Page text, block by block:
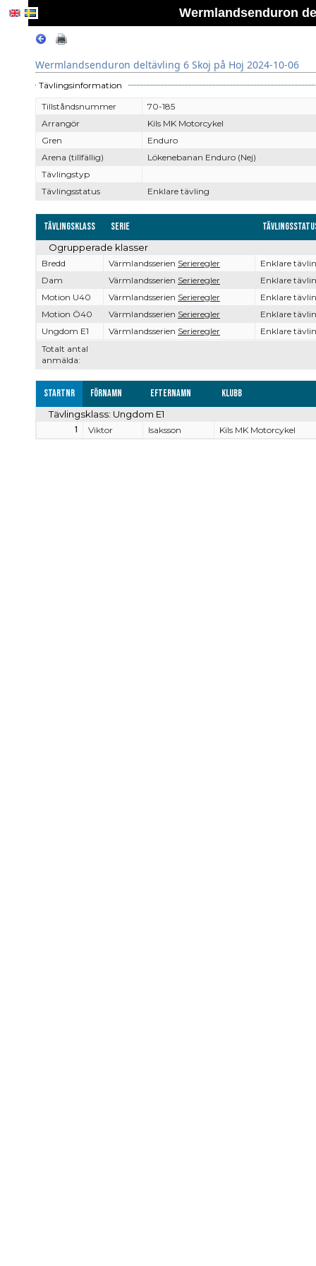
Wermlandsenduron
Wermlandsenduron deltävling 6 Skoj på Hoj 2024-10-06
Tävlingsinformation
Tillståndsnummer
70-185
Arrangör
Kils MK Motorcykel
Gren
Enduro
Arena (tillfällig)
Lökenebanan Enduro (Nej)
Tävlingstyp
Tävlingsstatus
Enklare tävling
Tävlingsklass Serie
Totalt antal
anmälda:
Ogrupperade klasser
Bredd Värmlandsserien Serieregler
Enklare
Dam
Värmlandsserien Serieregler
Enklare
Motion U40
Värmlandsserien Serieregler
Enklare
Motion Ö40
Värmlandsserien Serieregler
Enklare
Ungdom E1
Värmlandsserien Serieregler Enklare
Startnr Förnamn Efternamn Klubb
Tävlingsklass: Ungdom E1
1 Viktor Isaksson Kils MK Motorcykel